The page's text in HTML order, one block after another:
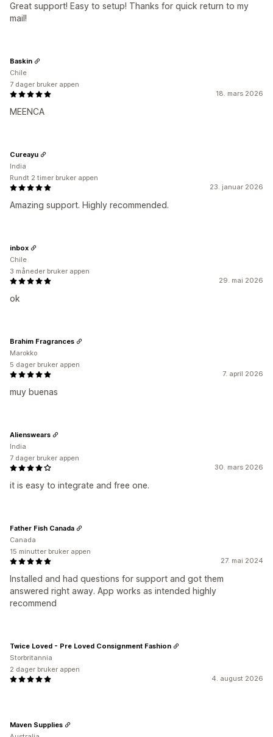
Great support! Easy to setup! Thanks for quick return to my
mail!
18. mars 2026
MEENCA
Baskin
Chile
7 dager bruker appen
23. januar 2026
Amazing support. Highly recommended.
Cureayu
India
Rundt 2 timer bruker appen
29. mai 2026
ok
inbox
Chile
3 måneder bruker appen
7. april 2026
muy buenas
Brahim Fragrances
Marokko
5 dager bruker appen
30. mars 2026
it is easy to integrate and free one.
Alienswears
India
7 dager bruker appen
27. mai 2024
Installed and had questions for support and got them
answered right away. App works as intended highly
recommend
Father Fish Canada
Canada
15 minutter bruker appen
4. august 2026
Twice Loved - Pre Loved Consignment Fashion
Storbritannia
2 dager bruker appen
Maven Supplies